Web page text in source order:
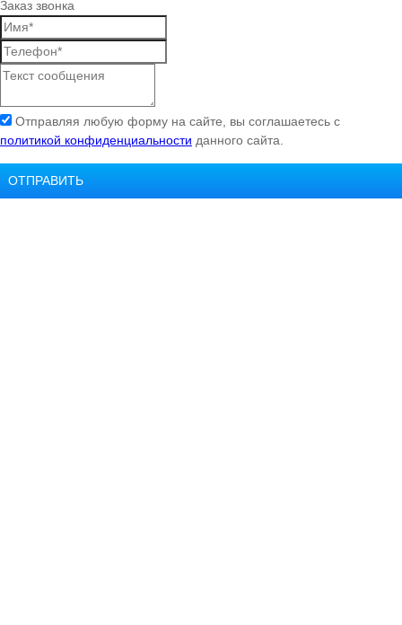
Заказ звонка
Отправляя любую форму на сайте, вы соглашаетесь с
политикой конфиденциальности данного сайта.
ОТПРАВИТЬ